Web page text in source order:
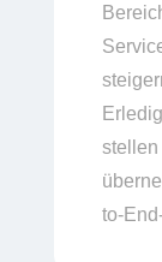
stellen
to-